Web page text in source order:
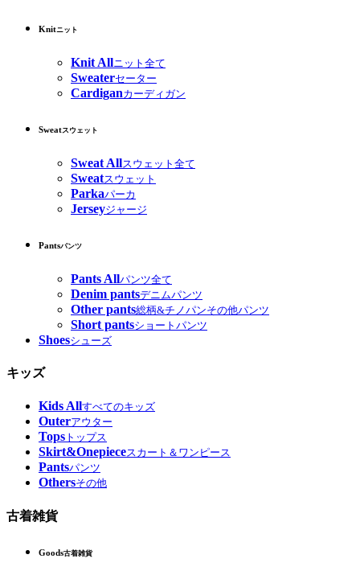
Knitニット
Knit Allニット全て
Sweaterセーター
Cardiganカーディガン
Sweatスウェット
Sweat Allスウェット全て
Sweatスウェット
Parkaパーカ
Jerseyジャージ
Pantsパンツ
Pants Allパンツ全て
Denim pantsデニムパンツ
Other pants総柄&チノパンその他パンツ
Short pantsショートパンツ
Shoesシューズ
キッズ
Kids Allすべてのキッズ
Outerアウター
Tops トップス
Skirt&Onepieceスカート＆ワンピース
Pantsパンツ
Othersその他
古着雑貨
Goods古着雑貨